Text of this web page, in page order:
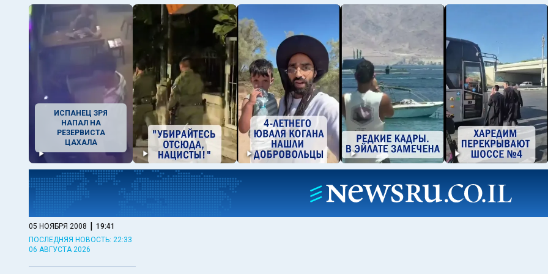
ИСПАНЕЦ ЗРЯ
НАПАЛ НА
РЕЗЕРВИСТА
ЦАХАЛА
05 НОЯБРЯ 2008 | 19:41
ПОСЛЕДНЯЯ НОВОСТЬ: 22:33
06 АВГУСТА 2026